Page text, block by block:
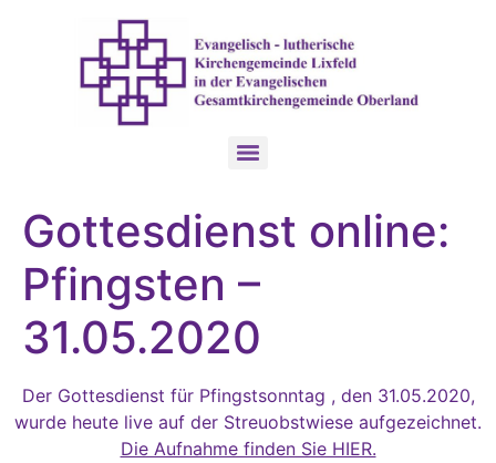
Gottesdienst online:
Pfingsten –
31.05.2020
Der Gottesdienst für Pfingstsonntag , den 31.05.2020,
wurde heute live auf der Streuobstwiese aufgezeichnet.
Die Aufnahme finden Sie HIER.